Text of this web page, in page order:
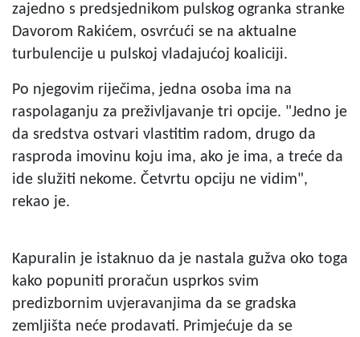
zajedno s predsjednikom pulskog ogranka stranke
Davorom Rakićem, osvrćući se na aktualne
turbulencije u pulskoj vladajućoj koaliciji.
Po njegovim riječima, jedna osoba ima na
raspolaganju za preživljavanje tri opcije. "Jedno je
da sredstva ostvari vlastitim radom, drugo da
rasproda imovinu koju ima, ako je ima, a treće da
ide služiti nekome. Četvrtu opciju ne vidim",
rekao je.
Kapuralin je istaknuo da je nastala gužva oko toga
kako popuniti proračun usprkos svim
predizbornim uvjeravanjima da se gradska
zemljišta neće prodavati. Primjećuje da se